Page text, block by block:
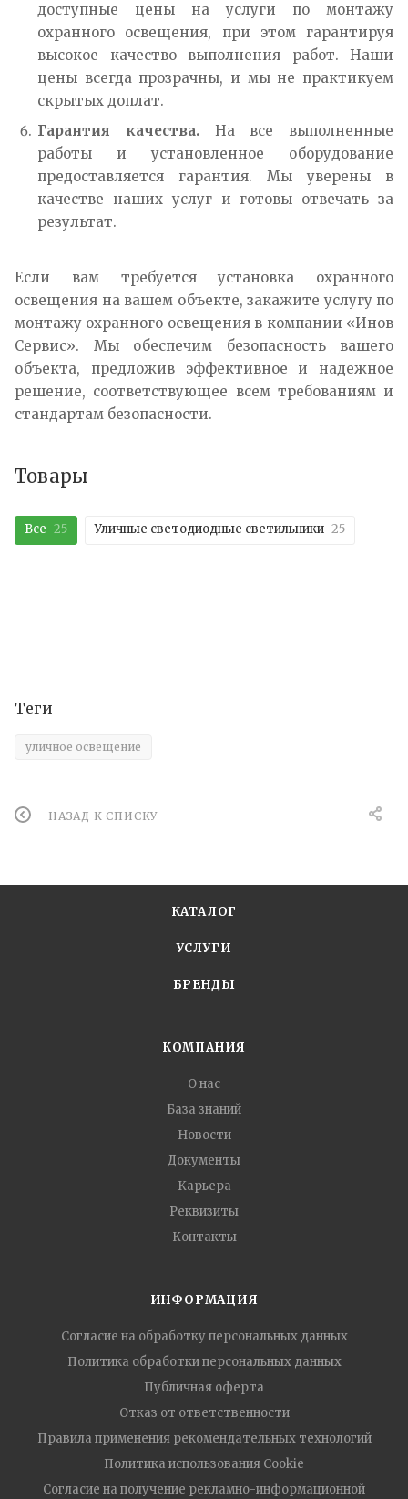
доступные цены на услуги по монтажу
охранного освещения, при этом гарантируя
высокое качество выполнения работ. Наши
цены всегда прозрачны, и мы не практикуем
скрытых доплат.
Гарантия качества.На все выполненные
работы и установленное оборудование
предоставляется гарантия. Мы уверены в
качестве наших услуг и готовы отвечать за
результат.
Если вам требуется установка охранного
освещения на вашем объекте, закажите услугу по
монтажу охранного освещения в компании «Инов
Сервис». Мы обеспечим безопасность вашего
объекта, предложив эффективное и надежное
решение, соответствующее всем требованиям и
стандартам безопасности.
Товары
Все 25 Уличные светодиодные светильники 25
Теги
уличное освещение
НАЗАД К СПИСКУ
КАТАЛОГ
УСЛУГИ
БРЕНДЫ
КОМПАНИЯ
О нас
База знаний
Новости
Документы
Карьера
Реквизиты
Контакты
ИНФОРМАЦИЯ
Согласие на обработку персональных данных
Политика обработки персональных данных
Публичная оферта
Отказ от ответственности
Правила применения рекомендательных технологий
Политика использования Cookie
Согласие на получение рекламно-информационной